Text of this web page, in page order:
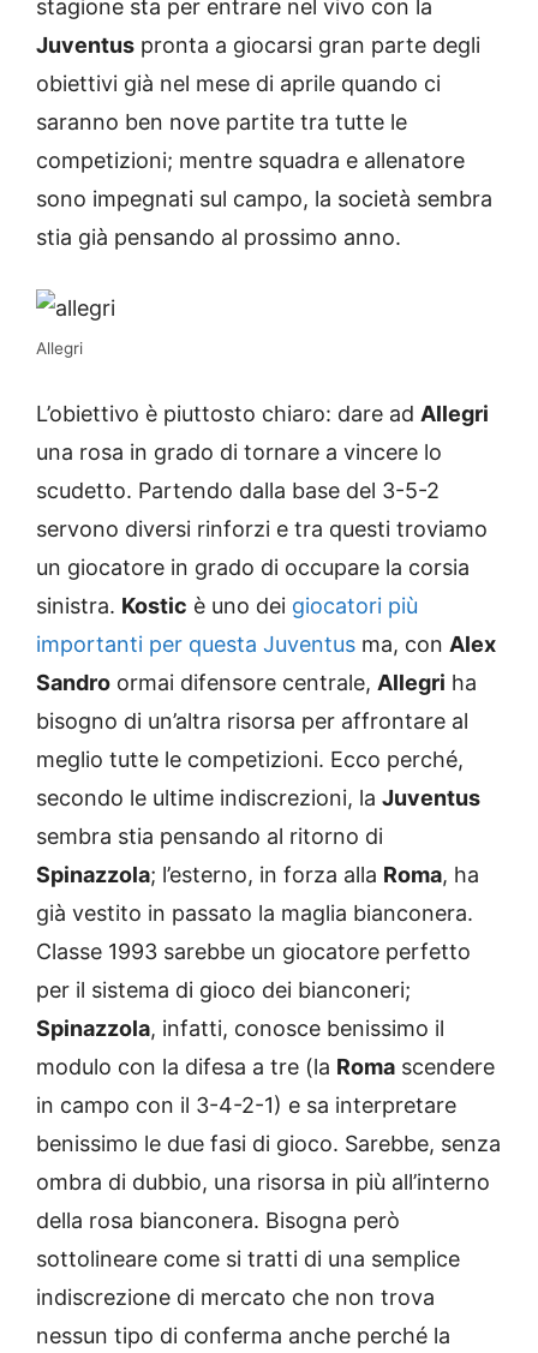
stagione sta per entrare nel vivo con la
Juventus pronta a giocarsi gran parte degli
obiettivi già nel mese di aprile quando ci
saranno ben nove partite tra tutte le
competizioni; mentre squadra e allenatore
sono impegnati sul campo, la società sembra
stia già pensando al prossimo anno.
Allegri
L’obiettivo è piuttosto chiaro: dare ad Allegri
una rosa in grado di tornare a vincere lo
scudetto. Partendo dalla base del 3-5-2
servono diversi rinforzi e tra questi troviamo
un giocatore in grado di occupare la corsia
sinistra. Kostic è uno dei giocatori più
importanti per questa Juventus ma, con Alex
Sandro ormai difensore centrale, Allegri ha
bisogno di un’altra risorsa per affrontare al
meglio tutte le competizioni. Ecco perché,
secondo le ultime indiscrezioni, la Juventus
sembra stia pensando al ritorno di
Spinazzola; l’esterno, in forza alla Roma, ha
già vestito in passato la maglia bianconera.
Classe 1993 sarebbe un giocatore perfetto
per il sistema di gioco dei bianconeri;
Spinazzola, infatti, conosce benissimo il
modulo con la difesa a tre (la Roma scendere
in campo con il 3-4-2-1) e sa interpretare
benissimo le due fasi di gioco. Sarebbe, senza
ombra di dubbio, una risorsa in più all’interno
della rosa bianconera. Bisogna però
sottolineare come si tratti di una semplice
indiscrezione di mercato che non trova
nessun tipo di conferma anche perché la